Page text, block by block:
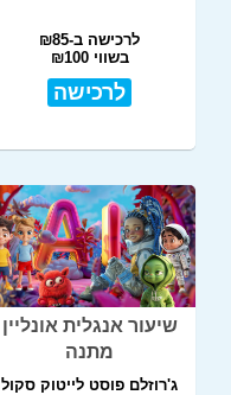
לרכישה ב-₪85
בשווי ₪100
לרכישה
שיעור אנגלית אונליין
מתנה
ג'רוזלם פוסט לייטוק סקול